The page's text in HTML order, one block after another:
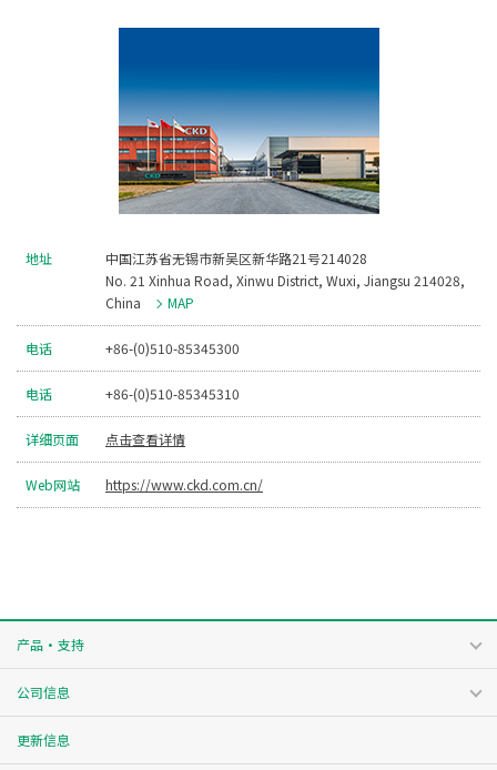
地址
中国江苏省无锡市新吴区新华路21号214028
No. 21 Xinhua Road, Xinwu District, Wuxi, Jiangsu 214028,
China
MAP
电话 +86-(0)510-85345300
电话 +86-(0)510-85345310
详细页面 点击查看详情
Web网站 https://www.ckd.com.cn/
产品・支持
公司信息
更新信息